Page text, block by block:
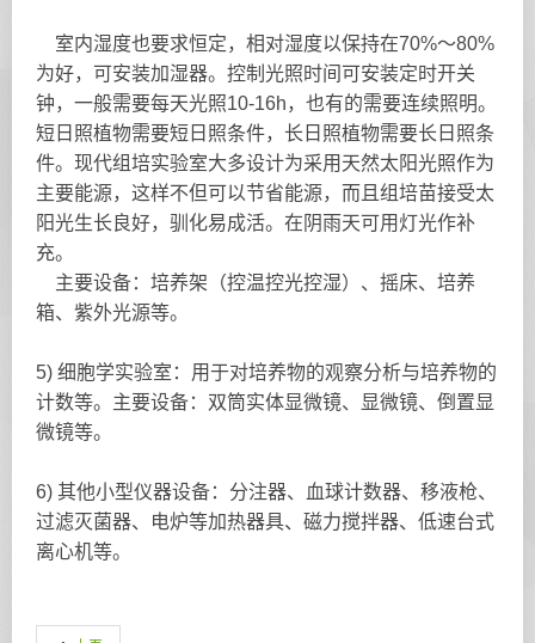
室内湿度也要求恒定，相对湿度以保持在70%～80%
为好，可安装加湿器。控制光照时间可安装定时开关
钟，一般需要每天光照10-16h，也有的需要连续照明。
短日照植物需要短日照条件，长日照植物需要长日照条
件。现代组培实验室大多设计为采用天然太阳光照作为
主要能源，这样不但可以节省能源，而且组培苗接受太
阳光生长良好，驯化易成活。在阴雨天可用灯光作补
充。
主要设备：培养架（控温控光控湿）、摇床、培养
箱、紫外光源等。
5) 细胞学实验室：用于对培养物的观察分析与培养物的
计数等。主要设备：双筒实体显微镜、显微镜、倒置显
微镜等。
6) 其他小型仪器设备：分注器、血球计数器、移液枪、
过滤灭菌器、电炉等加热器具、磁力搅拌器、低速台式
离心机等。